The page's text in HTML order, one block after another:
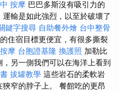
按摩 巴巴多斯沒有吸引力的
輸是如此強烈，以至於破壞了
鍵字搜尋 自助餐外燴 台中整骨
住宿目標更便宜，有很多撕裂
摩 台胞證基隆 換護照 加勒比
另一側我們可以在海洋上看到
拔罐教學 這些岩石的柔軟岩
窄的脖子上。 餐館吃的更昂